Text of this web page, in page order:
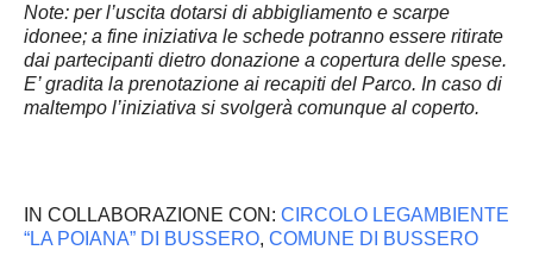
Note: per l’uscita dotarsi di abbigliamento e scarpe
idonee; a fine iniziativa le schede potranno essere ritirate
dai partecipanti dietro donazione a copertura delle spese.
E’ gradita la prenotazione ai recapiti del Parco. In caso di
maltempo l’iniziativa si svolgerà comunque al coperto.
IN COLLABORAZIONE CON: CIRCOLO LEGAMBIENTE
“LA POIANA” DI BUSSERO, COMUNE DI BUSSERO